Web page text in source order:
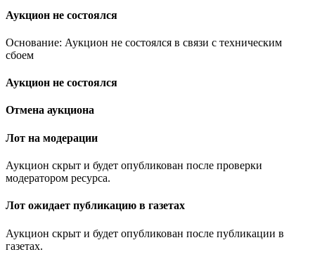
Аукцион не состоялся
Основание: Аукцион не состоялся в связи с техническим
сбоем
Аукцион не состоялся
Отмена аукциона
Лот на модерации
Аукцион скрыт и будет опубликован после проверки
модератором ресурса.
Лот ожидает публикацию в газетах
Аукцион скрыт и будет опубликован после публикации в
газетах.